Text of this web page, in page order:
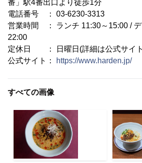
番」駅4番出口より徒歩1分
電話番号 ： 03-6230-3313
営業時間 ： ランチ 11:30～15:00 / デ
22:00
定休日 ： 日曜日(詳細は公式サイ
公式サイト：
https://www.harden.jp/
すべての画像